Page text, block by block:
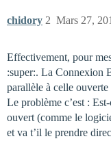
chidory Mars 27,
2
Effectivement, pour
:super:. La Connexion
parallèle à celle ouverte
Le problème c’est :
ouvert (comme le
et va t’il le prendre